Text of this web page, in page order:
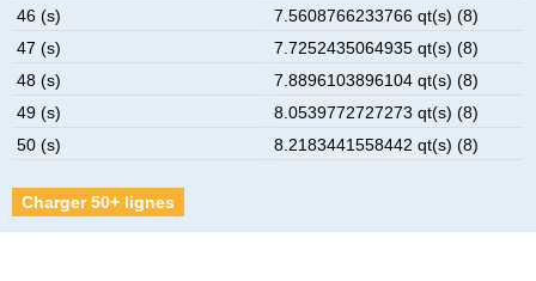
46 (s)
7.5608766233766 qt(s) (8)
47 (s)
7.7252435064935 qt(s) (8)
48 (s)
7.8896103896104 qt(s) (8)
49 (s)
8.0539772727273 qt(s) (8)
50 (s)
8.2183441558442 qt(s) (8)
Charger 50+ lignes